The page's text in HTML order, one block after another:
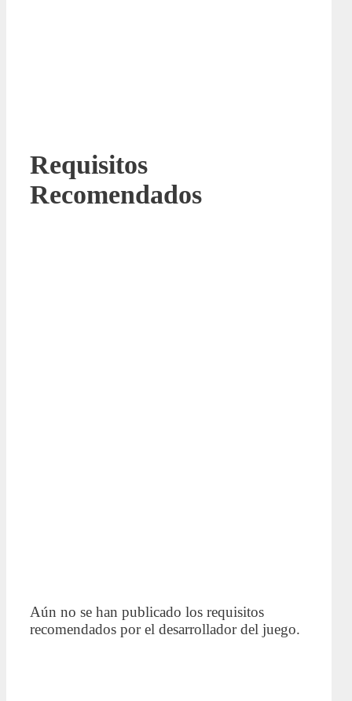
Requisitos
Recomendados
Aún no se han publicado los requisitos
recomendados por el desarrollador del juego.